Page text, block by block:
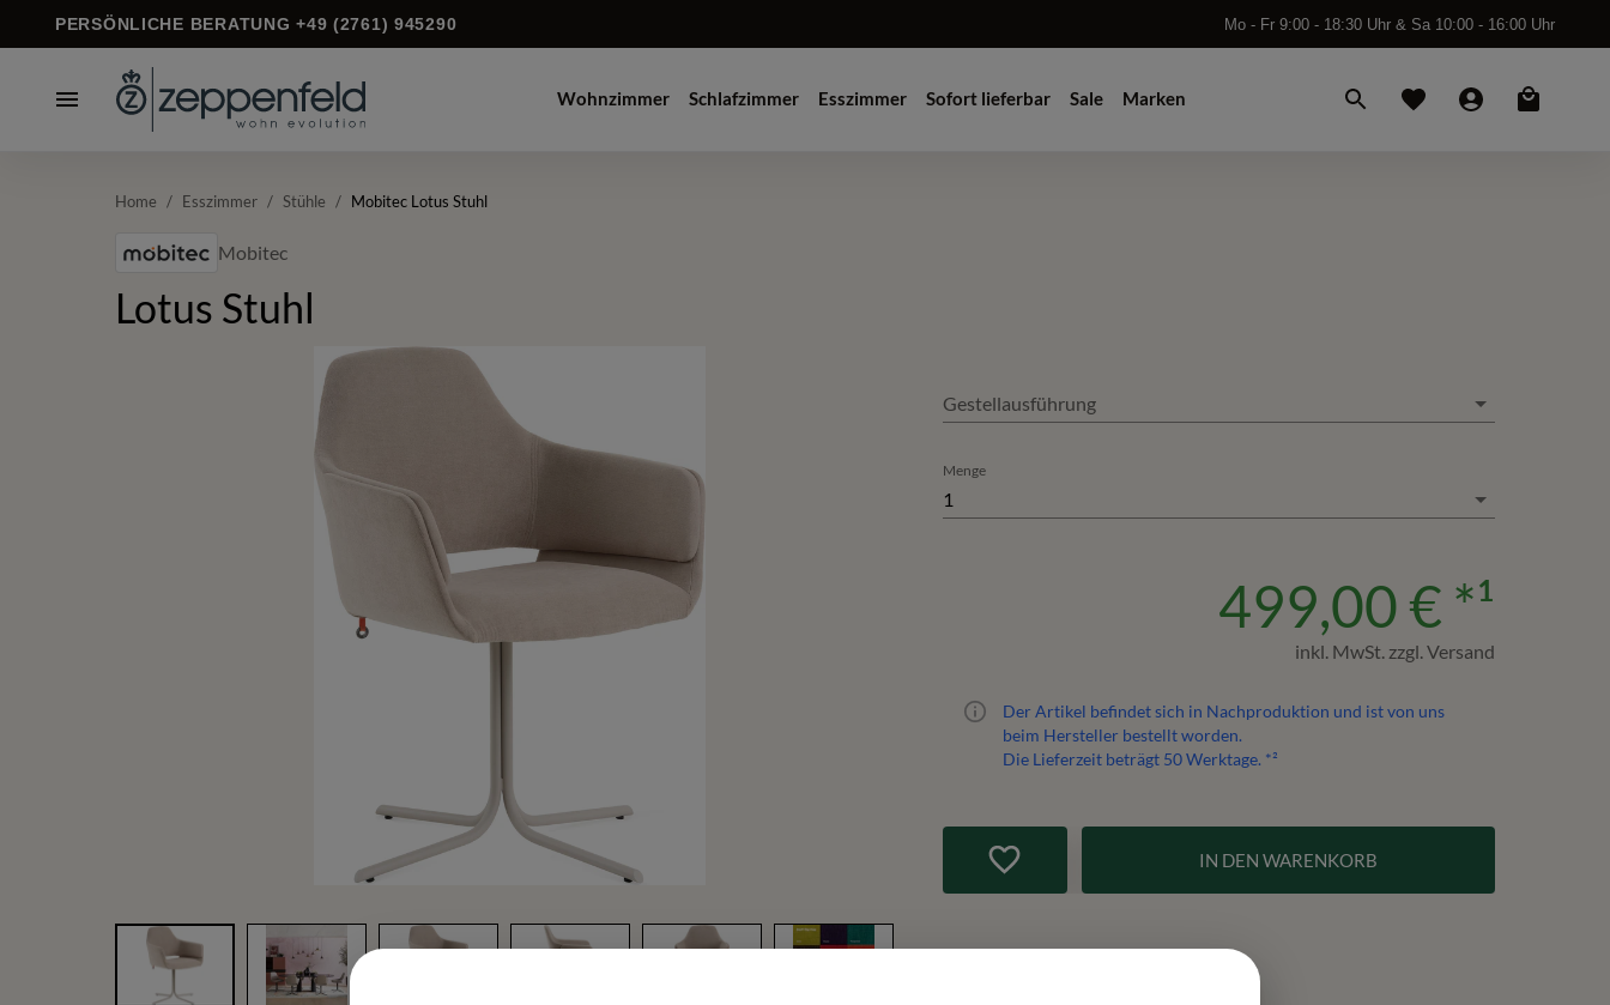
PERSÖNLICHE BERATUNG +49 (2761) 945290 Mo - Fr 9:00 - 18:30 Uhr & Sa 10:00 - 16:00 Uhr
Wohnzimmer Schlafzimmer Esszimmer Sofort lieferbar Sale Marken
Home / Esszimmer / Stühle / Mobitec Lotus Stuhl
Mobitec
Lotus Stuhl
Gestellausführung
Menge
1
499,00 € *¹
inkl. MwSt. zzgl. Versand
Der Artikel befindet sich in Nachproduktion und ist von uns
beim Hersteller bestellt worden.
Die Lieferzeit beträgt 50Werktage. *²
IN DEN WARENKORB